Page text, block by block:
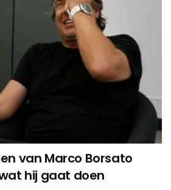
van Marco Borsato
hij gaat doen